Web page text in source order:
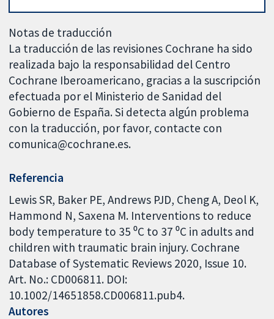
Notas de traducción
La traducción de las revisiones Cochrane ha sido
realizada bajo la responsabilidad del Centro
Cochrane Iberoamericano, gracias a la suscripción
efectuada por el Ministerio de Sanidad del
Gobierno de España. Si detecta algún problema
con la traducción, por favor, contacte con
comunica@cochrane.es.
Referencia
Lewis SR, Baker PE, Andrews PJD, Cheng A, Deol K,
Hammond N, Saxena M. Interventions to reduce
body temperature to 35 ⁰C to 37 ⁰C in adults and
children with traumatic brain injury. Cochrane
Database of Systematic Reviews 2020, Issue 10.
Art. No.: CD006811. DOI:
10.1002/14651858.CD006811.pub4.
Autores